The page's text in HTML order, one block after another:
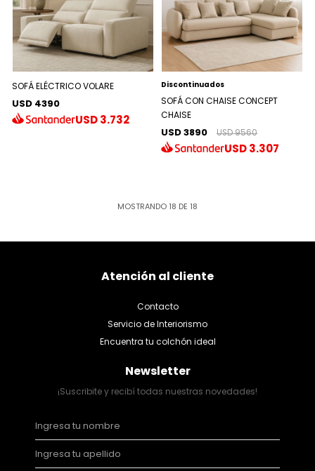
SOFÁ ELÉCTRICO VOLARE
USD 4390
USD3.732
Discontinuados
SOFÁ CON CHAISE CONCEPT
CHAISE
USD 3890 USD 9560
USD3.307
MOSTRANDO 18 DE 18
Atención al cliente
Contacto
Servicio de Interiorismo
Encuentra tu colchón ideal
Newsletter
¡Suscribite y recibí todas nuestras novedades!